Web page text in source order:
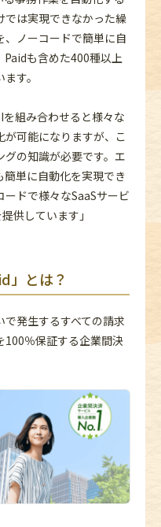
では実現できなかった繰
、ノーコードで簡単に自
も含めた400種以上
す。
を組み合わせると様々な
可能になりますが、こ
グの知識が必要です。エ
簡単に自動化を実現でき
ドで様々なSaaSサービ
供しています」
」とは？
で発生するすべての請求
100％保証する企業間決